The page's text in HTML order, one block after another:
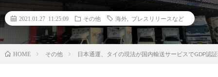
2021.01.27 11:25:09 その他 海外 プレスリリースなど
HOME その他 日本通運、タイの現法が国内輸送サービスでGDP認